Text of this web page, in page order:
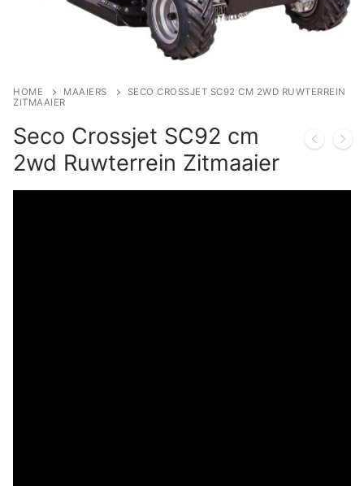
HOME MAAIERS
SECO CROSSJET SC92 CM 2WD RUWTERREIN
ZITMAAIER
Seco Crossjet SC92 cm
2wd Ruwterrein Zitmaaier